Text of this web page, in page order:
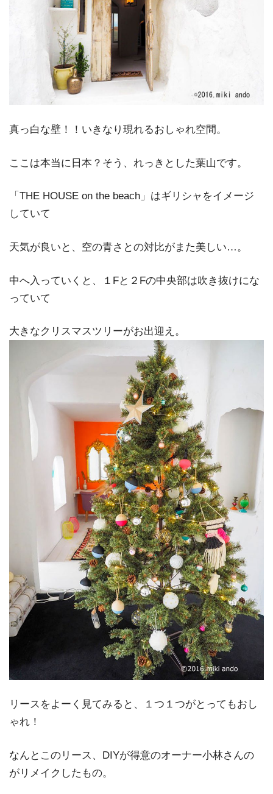
真っ白な壁！！いきなり現れるおしゃれ空間。
ここは本当に日本？そう、れっきとした葉山です。
「THE HOUSE on the beach」はギリシャをイメージ
していて
天気が良いと、空の青さとの対比がまた美しい…。
中へ入っていくと、１Fと２Fの中央部は吹き抜けにな
っていて
大きなクリスマスツリーがお出迎え。
リースをよーく見てみると、１つ１つがとってもおし
ゃれ！
なんとこのリース、DIYが得意のオーナー小林さんの
がリメイクしたもの。